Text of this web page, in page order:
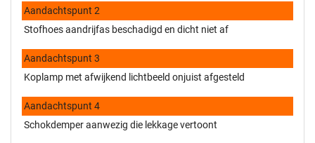
Aandachtspunt 2
Stofhoes aandrijfas beschadigd en dicht niet af
Aandachtspunt 3
Koplamp met afwijkend lichtbeeld onjuist afgesteld
Aandachtspunt 4
Schokdemper aanwezig die lekkage vertoont